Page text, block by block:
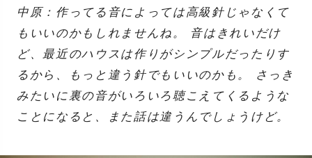
中原：作ってる音によっては高級針じゃなくて
もいいのかもしれませんね。 音はきれいだけ
ど、最近のハウスは作りがシンプルだったりす
るから、もっと違う針でもいいのかも。 さっき
みたいに裏の音がいろいろ聴こえてくるような
ことになると、また話は違うんでしょうけど。